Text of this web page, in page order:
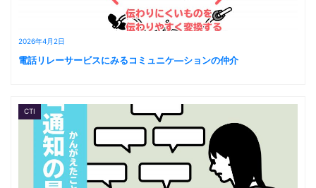
2026年4月2日
電話リレーサービスにみるコミュニケ―ションの仲介
CTI